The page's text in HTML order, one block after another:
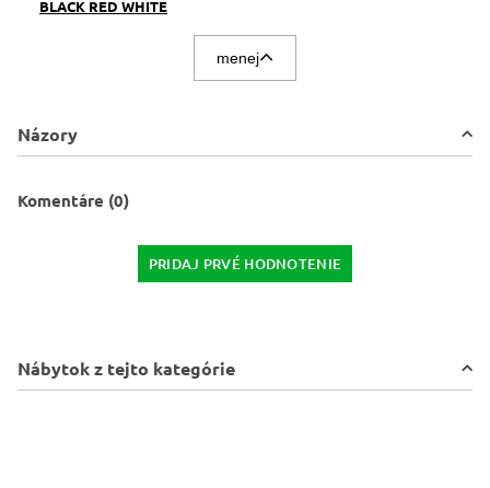
BLACK RED WHITE
menej
Názory
Komentáre (0)
PRIDAJ PRVÉ HODNOTENIE
Nábytok z tejto kategórie